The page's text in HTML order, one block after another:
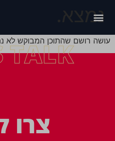
נמצא.
עושה רושם שהתוכן המבוקש לא
TALK
צרו